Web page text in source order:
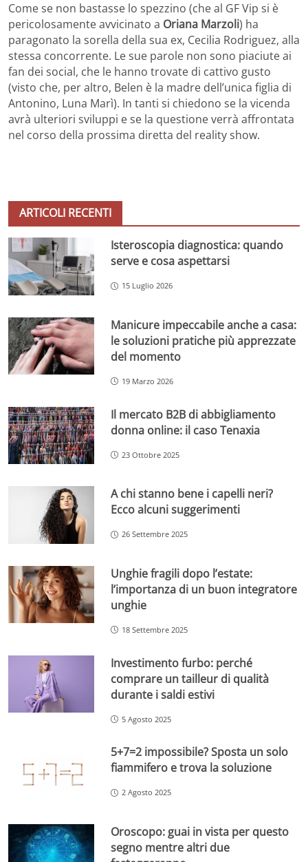
Come se non bastasse lo spezzino (che al GF Vip si è
pericolosamente avvicinato a Oriana Marzoli) ha
paragonato la sorella della sua ex, Cecilia Rodriguez, alla
stessa concorrente. Le sue parole non sono piaciute ai
fan dei social, che le hanno trovate di cattivo gusto
(visto che, per altro, Belen è la madre dell’unica figlia di
Antonino, Luna Marì). In tanti si chiedono se la vicenda
avrà ulteriori sviluppi e se la questione verrà affrontata
nel corso della prossima diretta del reality show.
ARTICOLI RECENTI
Isteroscopia diagnostica: quando
serve e cosa aspettarsi
15 Luglio 2026
Manicure impeccabile anche a casa:
le soluzioni pratiche più apprezzate
del momento
19 Marzo 2026
Il mercato B2B di abbigliamento
donna online: il caso Tenaxia
23 Ottobre 2025
A chi stanno bene i capelli neri?
Ecco alcuni suggerimenti
26 Settembre 2025
Unghie fragili dopo l’estate:
l’importanza di un buon integratore
unghie
18 Settembre 2025
Investimento furbo: perché
comprare un tailleur di qualità
durante i saldi estivi
5 Agosto 2025
5+7=2 impossibile? Sposta un solo
fiammifero e trova la soluzione
2 Agosto 2025
Oroscopo: guai in vista per questo
segno mentre altri due